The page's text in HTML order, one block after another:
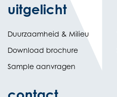
uitgelicht
Duurzaamheid & Milieu
Download brochure
Sample aanvragen